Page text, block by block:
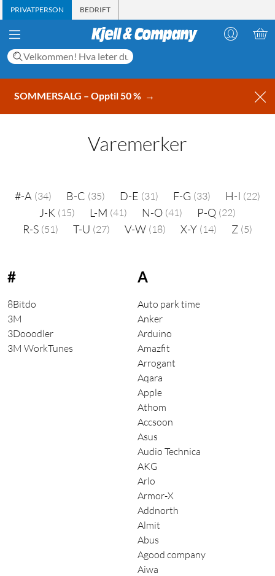
PRIVATPERSON BEDRIFT
SOMMERSALG – Opptil 50 % →
Varemerker
#-A (34) B-C (35) D-E (31) F-G (33) H-I (22)
J-K (15) L-M (41) N-O (41) P-Q (22)
R-S (51) T-U (27) V-W (18) X-Y (14) Z (5)
#
8Bitdo
3M
3Dooodler
3M WorkTunes
A
Auto park time
Anker
Arduino
Amazfit
Arrogant
Aqara
Apple
Athom
Accsoon
Asus
Audio Technica
AKG
Arlo
Armor-X
Addnorth
Almit
Abus
Agood company
Aiwa